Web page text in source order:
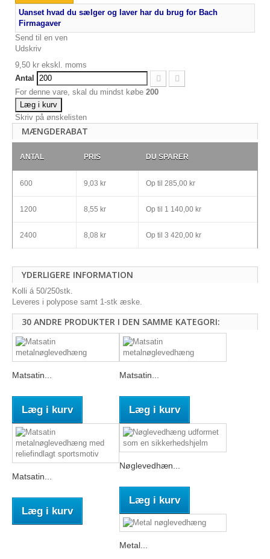
Uanset hvad du sælger og laver har du brug for Bach
Firmagaver
Send til en ven
Udskriv
9,50 kr ekskl. moms
Antal
For denne vare, skal du mindst købe 200
Læg i kurv
Skriv på ønskelisten
MÆNGDERABAT
ANTAL PRIS DU SPARER
600 9,03 kr Op til 285,00 kr
1200 8,55 kr Op til 1 140,00 kr
2400 8,08 kr Op til 3 420,00 kr
YDERLIGERE INFORMATION
Kolli á 50/250stk.
Leveres i polypose samt 1-stk æske.
30 ANDRE PRODUKTER I DEN SAMME KATEGORI:
Matsatin...
Læg i kurv
Matsatin...
Læg i kurv
Matsatin...
Læg i kurv
Nøglevedhæn...
Læg i kurv
Metal...